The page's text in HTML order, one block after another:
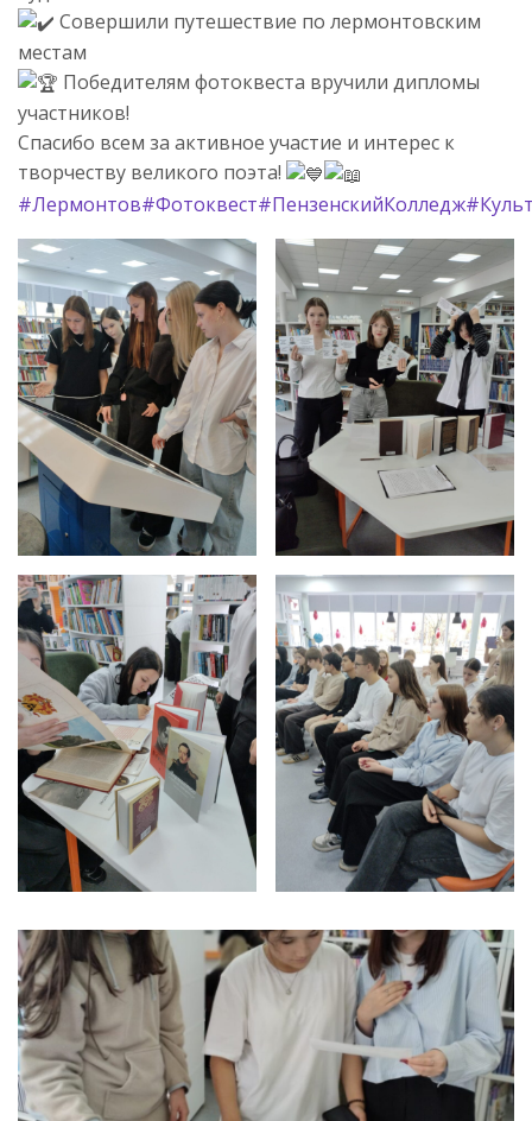
Совершили путешествие по лермонтовским
местам
Победителям фотоквеста вручили дипломы
участников!
Спасибо всем за активное участие и интерес к
творчеству великого поэта!
#Лермонтов#Фотоквест#ПензенскийКолледж